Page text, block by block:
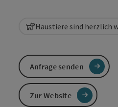
Haustiere sind herzlich
Anfrage senden
Zur Website